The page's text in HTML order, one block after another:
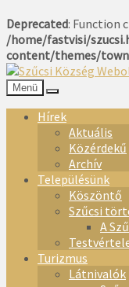
Deprecated: Function
/home/fastvisi/
content/themes/
Menü
Hírek
Aktuális
Közérdekű
Archív
Településünk
Köszöntő
Szűcsi
A
Turizmus
Látnivalók